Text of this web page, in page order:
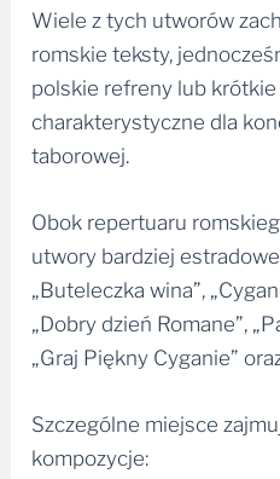
Wiele z tych utworów
romskie teksty,
polskie refreny lub krótkie
charakterystyczne dla
taborowej.
Obok repertuaru
utwory bardziej
„Buteleczka wina”,
„Dobry dzień Romane”,
„Graj Piękny Cyganie”
Szczególne miejsce
kompozycje: